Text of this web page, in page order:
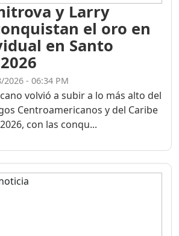
y Larry
el oro en
en Santo
- 06:34 PM
volvió a subir a lo más alto del
Centroamericanos y del Caribe
con las conqu...